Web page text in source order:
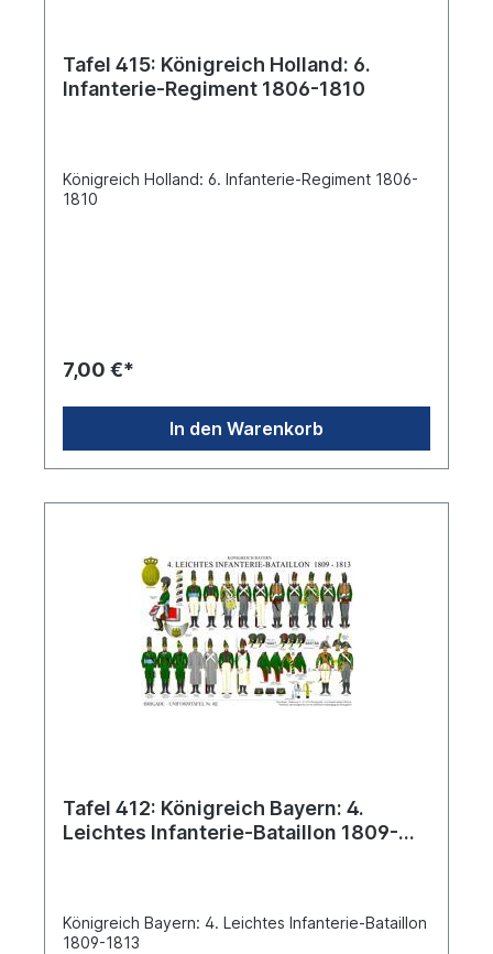
Tafel 415: Königreich Holland: 6.
Infanterie-Regiment 1806-1810
Königreich Holland: 6. Infanterie-Regiment 1806-
1810
7,00 €*
In den Warenkorb
Tafel 412: Königreich Bayern: 4.
Leichtes Infanterie-Bataillon 1809-
Königreich Bayern: 4. Leichtes Infanterie-Bataillon
1809-1813